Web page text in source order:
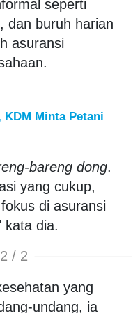
seperti
dan buruh harian
asuransi
KDM Minta Petani
bareng dong.
yang cukup,
di asuransi
kata dia.
/ 2
yang
undang, ia